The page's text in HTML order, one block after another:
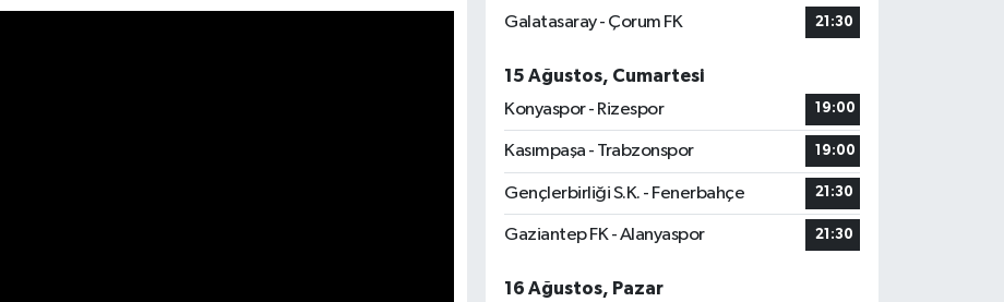
Galatasaray - Çorum FK
21:30
15 Ağustos, Cumartesi
Konyaspor - Rizespor
19:00
Kasımpaşa - Trabzonspor 19:00
Gençlerbirliği S.K. - Fenerbahçe 21:30
Gaziantep FK - Alanyaspor 21:30
16 Ağustos, Pazar